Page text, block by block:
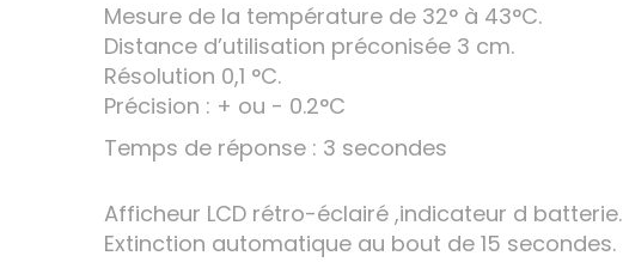
Mesure de la température de 32° à 43°C.
Distance d’utilisation préconisée 3 cm.
Résolution 0,1 °C.
Précision : + ou - 0.2°C
Temps de réponse : 3 secondes
Afficheur LCD rétro-éclairé ,indicateur d batterie.
Extinction automatique au bout de 15 secondes.